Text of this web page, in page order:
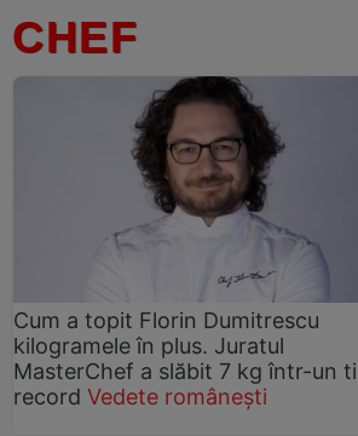
CHEF
Cum a topit Florin Dumitrescu
kilogramele în plus. Juratul
MasterChef a slăbit 7 kg într-un
record Vedete românești